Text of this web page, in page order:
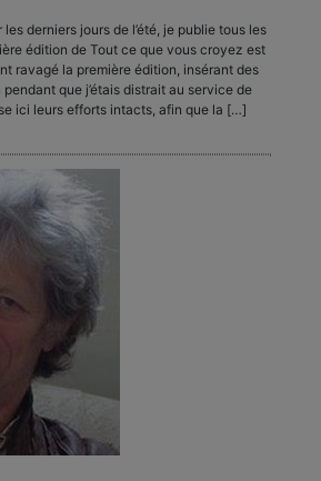
derniers jours de l’été, je publie tous les
édition de Tout ce que vous croyez est
ravagé la première édition, insérant des
que j’étais distrait au service de
ici leurs efforts intacts, afin que la […]